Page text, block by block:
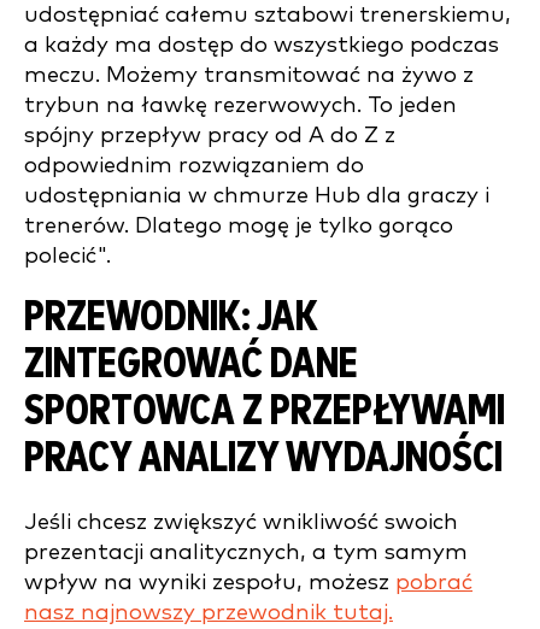
udostępniać całemu sztabowi trenerskiemu,
a każdy ma dostęp do wszystkiego podczas
meczu. Możemy transmitować na żywo z
trybun na ławkę rezerwowych. To jeden
spójny przepływ pracy od A do Z z
odpowiednim rozwiązaniem do
udostępniania w chmurze Hub dla graczy i
trenerów. Dlatego mogę je tylko gorąco
polecić".
PRZEWODNIK: JAK
ZINTEGROWAĆ DANE
SPORTOWCA Z PRZEPŁYWAMI
PRACY ANALIZY WYDAJNOŚCI
Jeśli chcesz zwiększyć wnikliwość swoich
prezentacji analitycznych, a tym samym
wpływ na wyniki zespołu, możesz pobrać
nasz najnowszy przewodnik tutaj.